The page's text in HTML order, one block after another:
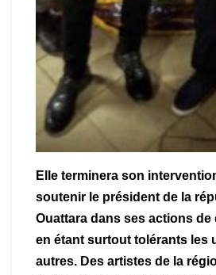
Elle terminera son
soutenir le président de la
Ouattara dans ses actions
en étant surtout tolérants les
autres. Des artistes de la